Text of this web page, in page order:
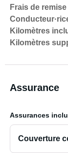
Frais de remise
Kilomètres
Kilomètres
Assurance
Assurances
Couverture